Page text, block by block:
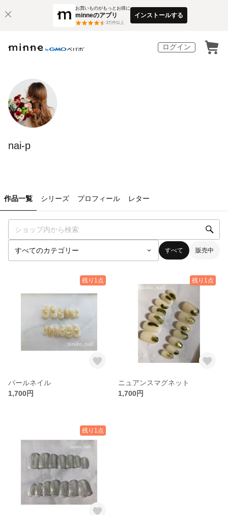
お買いものがもっとお得に
minneのアプリ
3万件以上
インストールする
ログイン
nai-p
作品一覧 シリーズ プロフィール レター
すべて 販売中
残り1点
パールネイル
1,700円
残り1点
ニュアンスマグネット
1,700円
残り1点